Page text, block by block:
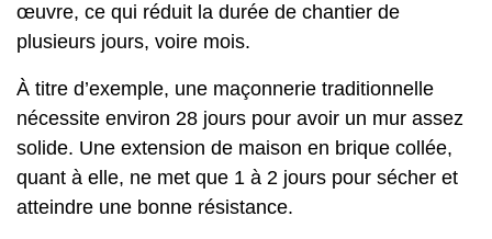
œuvre, ce qui réduit la durée de chantier de
plusieurs jours, voire mois.
À titre d’exemple, une maçonnerie traditionnelle
nécessite environ 28 jours pour avoir un mur assez
solide. Une extension de maison en brique collée,
quant à elle, ne met que 1 à 2 jours pour sécher et
atteindre une bonne résistance.